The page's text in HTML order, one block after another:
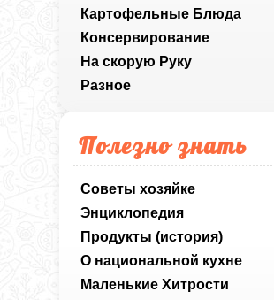
Картофельные Блюда
Консервирование
На скорую Руку
Разное
Полезно знать
Советы хозяйке
Энциклопедия
Продукты (история)
О национальной кухне
Маленькие Хитрости